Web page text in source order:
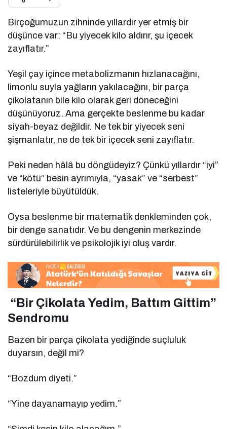
Birçoğumuzun zihninde yıllardır yer etmiş bir
düşünce var: “Bu yiyecek kilo aldırır, şu içecek
zayıflatır.”
Yeşil çay içince metabolizmanın hızlanacağını,
limonlu suyla yağların yakılacağını, bir parça
çikolatanın bile kilo olarak geri döneceğini
düşünüyoruz. Ama gerçekte beslenme bu kadar
siyah-beyaz değildir. Ne tek bir yiyecek seni
şişmanlatır, ne de tek bir içecek seni zayıflatır.
Peki neden hâlâ bu döngüdeyiz? Çünkü yıllardır “iyi”
ve “kötü” besin ayrımıyla, “yasak” ve “serbest”
listeleriyle büyütüldük.
Oysa beslenme bir matematik denkleminden çok,
bir denge sanatıdır. Ve bu dengenin merkezinde
sürdürülebilirlik ve psikolojik iyi oluş vardır.
“Bir Çikolata Yedim, Battım Gittim”
Sendromu
Bazen bir parça çikolata yediğinde suçluluk
duyarsın, değil mi?
“Bozdum diyeti.”
“Yine dayanamayıp yedim.”